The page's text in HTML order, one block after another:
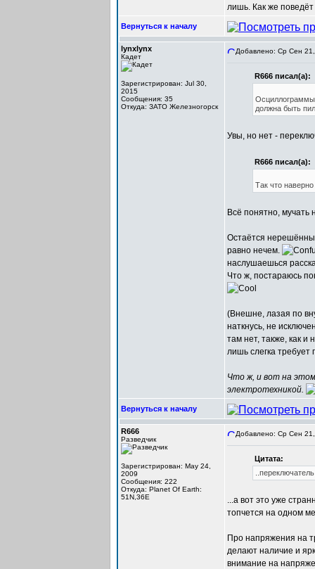
лишь. Как же поведёт
Вернуться к началу
lynxlynx
Кадет
Зарегистрирован: Jul 30,
2015
Сообщения: 35
Откуда: ЗАТО Железногорск
Добавлено: Ср Сен
R666 писал(а):
Осциллограммы
должна быть
Увы, но нет -
R666 писал(а):
Так что
Всё понятно, мучать
Остаётся
равно нечем.
наслушаешься
Что ж, постараюсь
(Внешне, лазая по
наткнусь, не
там нет, также, как и
лишь слегка
Что ж, и вот на этом
электротехникой.
Вернуться к началу
R666
Разведчик
Зарегистрирован: May 24,
2009
Сообщения: 222
Откуда: Planet Of Earth:
51N,36E
Добавлено: Ср Сен
Цитата:
...а вот это уже
топчется на одном
Про напряжения на
делают наличие и
внимание на